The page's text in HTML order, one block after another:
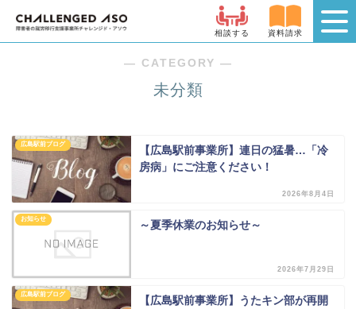
相談する 資料請求
― CATEGORY ―
未分類
広島駅前ブログ
【広島駅前事業所】連日の猛暑…「冷
房病」にご注意ください！
2026年8月4日
お知らせ ～夏季休業のお知らせ～
2026年7月29日
広島駅前ブログ
【広島駅前事業所】うたキン部が再開